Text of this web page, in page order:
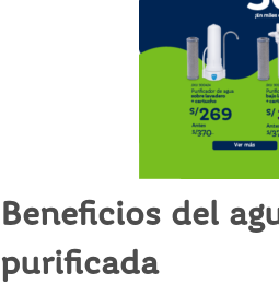
Beneficios del
purificada